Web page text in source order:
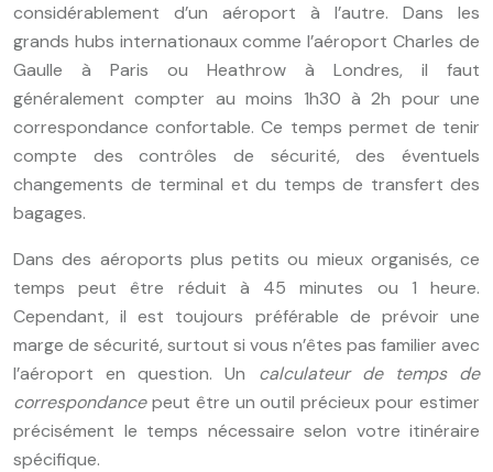
considérablement d’un aéroport à l’autre. Dans les
grands hubs internationaux comme l’aéroport Charles de
Gaulle à Paris ou Heathrow à Londres, il faut
généralement compter au moins 1h30 à 2h pour une
correspondance confortable. Ce temps permet de tenir
compte des contrôles de sécurité, des éventuels
changements de terminal et du temps de transfert des
bagages.
Dans des aéroports plus petits ou mieux organisés, ce
temps peut être réduit à 45 minutes ou 1 heure.
Cependant, il est toujours préférable de prévoir une
marge de sécurité, surtout si vous n’êtes pas familier avec
l’aéroport en question. Un calculateur de temps de
correspondancepeut être un outil précieux pour estimer
précisément le temps nécessaire selon votre itinéraire
spécifique.